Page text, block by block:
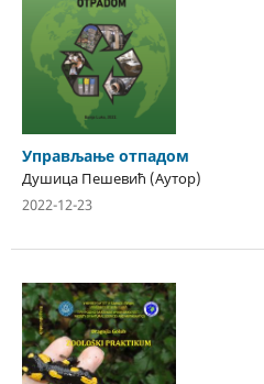
Управљање отпадом
Душица Пешевић (Аутор)
2022-12-23